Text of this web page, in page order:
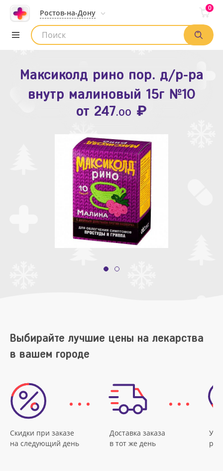
Ростов-на-Дону
0
Список аптек
Максиколд рино пор. д/р-ра
внутр малиновый 15г №10
от 247.00 ₽
Зодак таб. п.п.о. 10мг №10
от109.80 ₽
Выбирайте лучшие цены на лекарства
в вашем городе
Скидки при заказе
на следующий день
Доставка заказа
в тот же день